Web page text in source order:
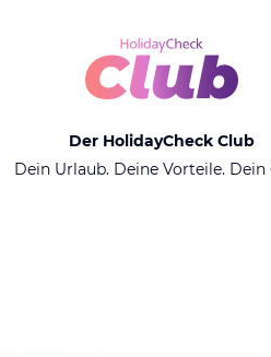
Der HolidayCheck Club
Dein Urlaub. Deine Vorteile. Dein